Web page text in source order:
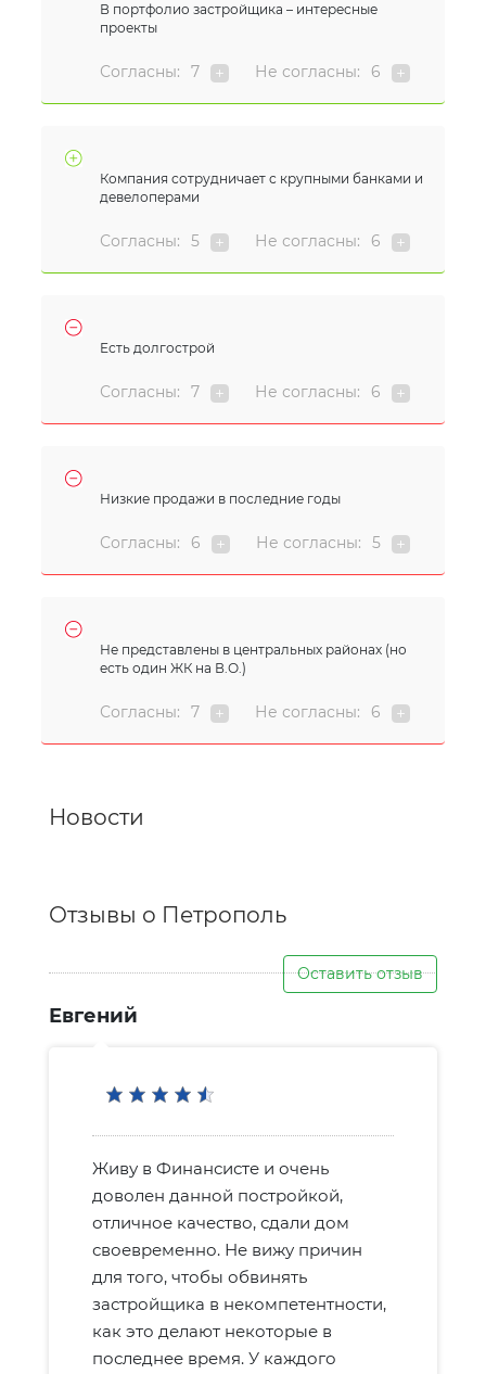
В портфолио застройщика – интересные
проекты
Согласны: 7 Не согласны: 6
Компания сотрудничает с крупными банками и
девелоперами
Согласны: 5 Не согласны: 6
Есть долгострой
Согласны: 7 Не согласны: 6
Низкие продажи в последние годы
Согласны: 6 Не согласны: 5
Не представлены в центральных районах (но
есть один ЖК на В.О.)
Согласны: 7 Не согласны: 6
Новости
Отзывы о Петрополь
Оставить отзыв
Евгений
Живу в Финансисте и очень
доволен данной постройкой,
отличное качество, сдали дом
своевременно. Не вижу причин
для того, чтобы обвинять
застройщика в некомпетентности,
как это делают некоторые в
последнее время. У каждого